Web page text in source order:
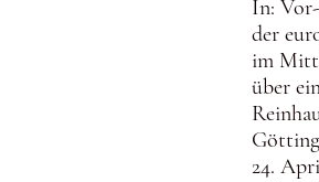
In:
der
im
über
24.